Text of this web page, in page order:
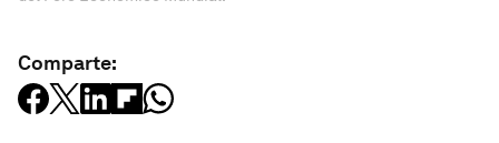
Comparte: